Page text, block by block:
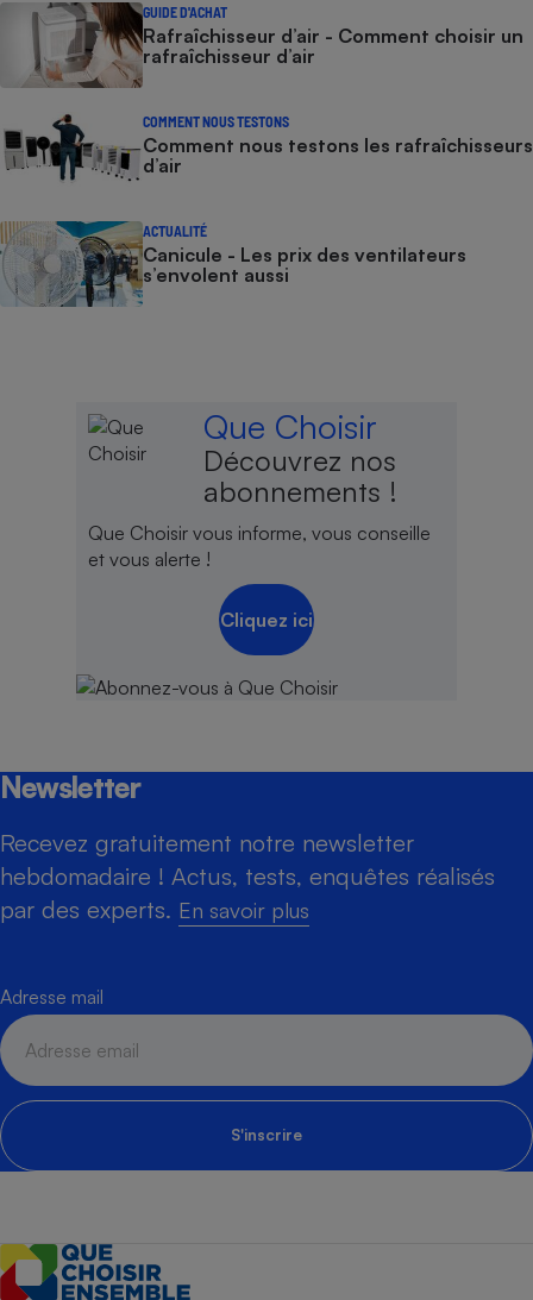
GUIDE D'ACHAT
Rafraîchisseur d’air - Comment choisir un
rafraîchisseur d’air
COMMENT NOUS TESTONS
Comment nous testons les rafraîchisseurs
d’air
ACTUALITÉ
Canicule - Les prix des ventilateurs
s’envolent aussi
Que Choisir
Découvrez nos
abonnements !
Que Choisir vous informe, vous conseille
et vous alerte !
Cliquez ici
Newsletter
Recevez gratuitement notre newsletter
hebdomadaire ! Actus, tests, enquêtes réalisés
par des experts. En savoir plus
Adresse mail
S'inscrire